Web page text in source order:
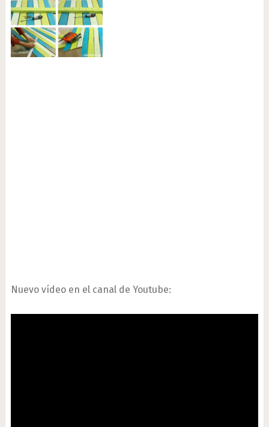
Nuevo vídeo en el canal de Youtube: